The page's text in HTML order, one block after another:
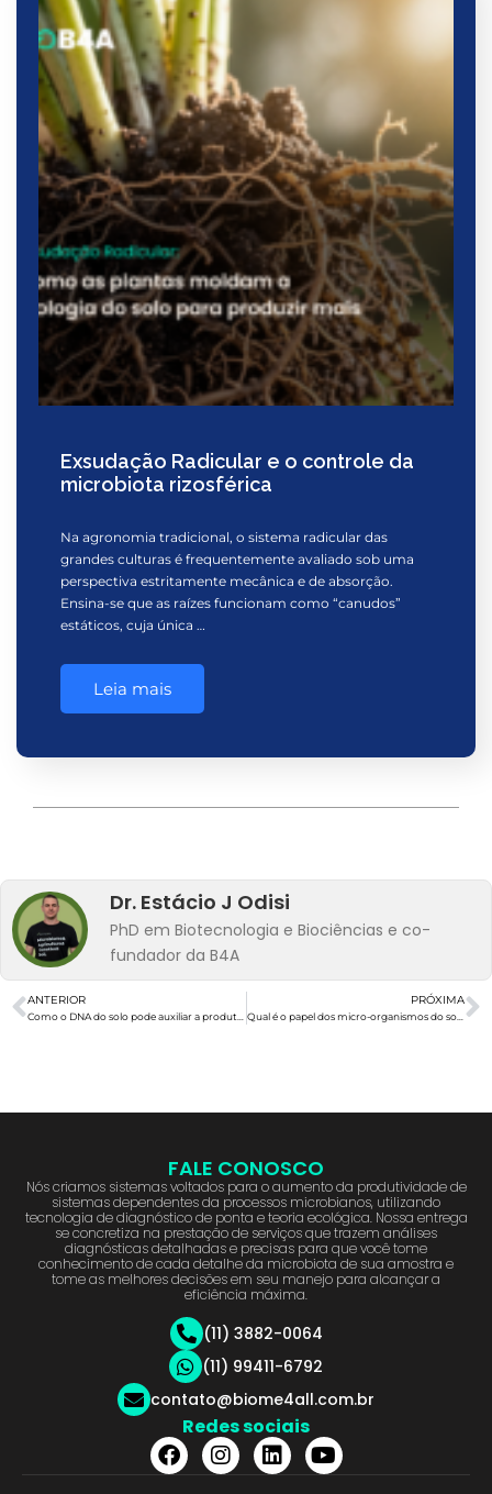
Exsudação Radicular e o controle da
microbiota rizosférica
Na agronomia tradicional, o sistema radicular das
grandes culturas é frequentemente avaliado sob uma
perspectiva estritamente mecânica e de absorção.
Ensina-se que as raízes funcionam como “canudos”
estáticos, cuja única …
Leia mais
Dr. Estácio J Odisi
PhD em Biotecnologia e Biociências e co-
fundador da B4A
ANTERIOR
Como o DNA do solo pode auxiliar a produtividade agrícola?
PRÓXIMA
Qual é o papel dos micro-organismos do solo no sequestro de carbono?
FALE CONOSCO
Nós criamos sistemas voltados para o aumento da produtividade de
sistemas dependentes da processos microbianos, utilizando
tecnologia de diagnóstico de ponta e teoria ecológica. Nossa entrega
se concretiza na prestação de serviços que trazem análises
diagnósticas detalhadas e precisas para que você tome
conhecimento de cada detalhe da microbiota de sua amostra e
tome as melhores decisões em seu manejo para alcançar a
eficiência máxima.
(11) 3882-0064
(11) 99411-6792
contato@biome4all.com.br
Redes sociais